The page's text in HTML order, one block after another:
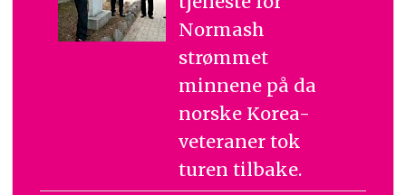
Normash
strømmet
minnene på da
norske Korea-
veteraner tok
turen tilbake.